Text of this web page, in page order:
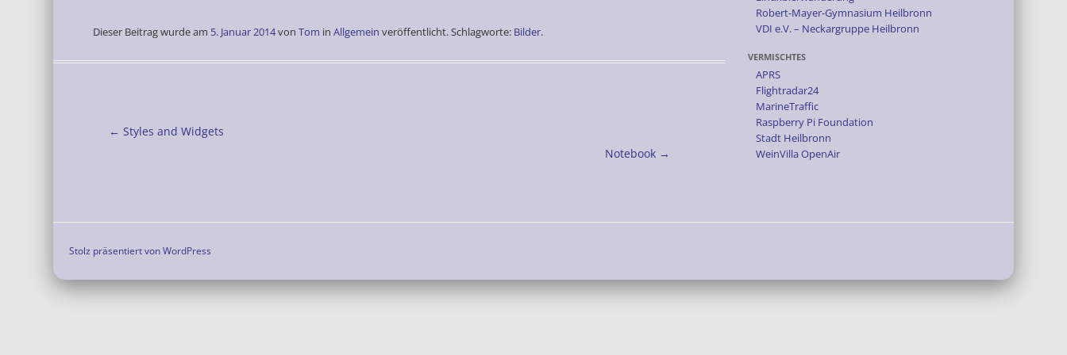
Dieser Beitrag wurde am 5. Januar 2014vonTom inAllgemein veröffentlicht. Schlagworte: Bilder.
Beitragsnavigation
← Styles and Widgets
Notebook →
Robert-Mayer-Gymnasium Heilbronn
VDI e.V. – Neckargruppe Heilbronn
VERMISCHTES
APRS
Flightradar24
MarineTraffic
Raspberry Pi Foundation
Stadt Heilbronn
WeinVilla OpenAir
Stolz präsentiert von WordPress